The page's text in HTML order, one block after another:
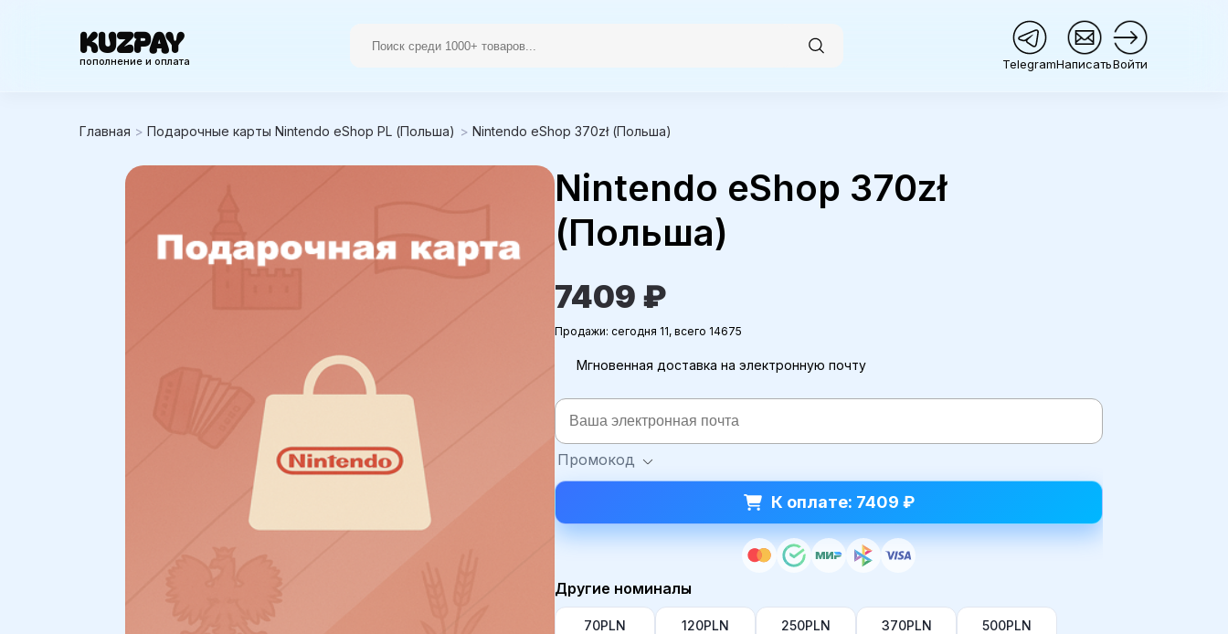
KUZPAY
пополнение и оплата TelegramНаписатьВойти
Главная > Подарочные карты Nintendo eShop PL (Польша) > Nintendo eShop 370zł (Польша)
Nintendo eShop 370zł
(Польша)
7409 ₽
Продажи: сегодня 11, всего 14675
Мгновенная доставка на электронную почту
Промокод
К оплате: 7409 ₽
Другие номиналы
70PLN 120PLN 250PLN 370PLN 500PLN